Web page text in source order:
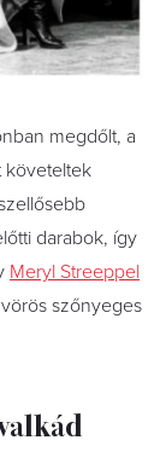
megdőlt, a
követeltek
darabok, így
Meryl Streeppel
szőnyeges